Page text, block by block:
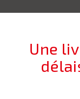
Une